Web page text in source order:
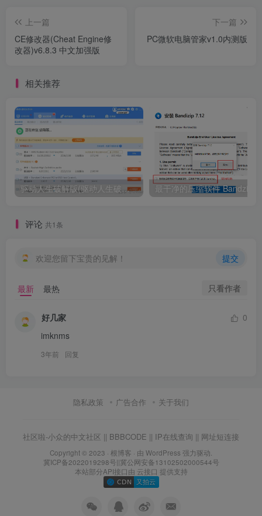
上一篇
CE修改器(Cheat Engine修
改器)v6.8.3 中文加强版
下一篇
PC微软电脑管家v1.0内测版
相关推荐
驱动人生破解版(驱动人生破解版8.3.38)
评论 共1条
欢迎您留下宝贵的见解！ 提交
最新 最热 只看作者
好几家
0
imknms
3年前 回复
隐私政策 广告合作 关于我们
社区啦-小众的中文社区 || BBBCODE || IP在线查询 || 网址短连接
Copyright © 2023 · 根博客 · 由 WordPress 强力驱动.
冀ICP备2022019298号||冀公网安备13102502000544号
本站部分API接口由 云接口 提供支持